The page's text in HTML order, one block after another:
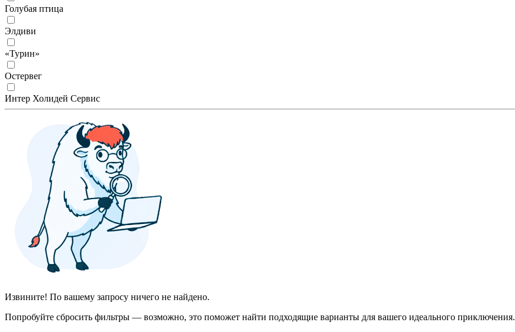
Голубая птица
Элдиви
«Турин»
Остервег
Интер Холидей Сервис
Извините! По вашему запросу ничего не найдено.
Попробуйте сбросить фильтры — возможно, это поможет найти подходящие варианты для вашего идеального приключения.